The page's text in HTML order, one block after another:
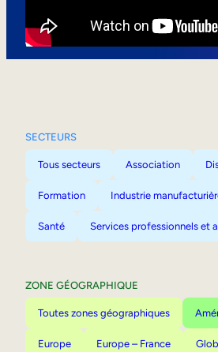
SECTEURS
Tous secteurs Association
Formation Industrie
Santé Services professionnels et
ZONE GÉOGRAPHIQUE
Toutes zones géographiques
Europe Europe – France